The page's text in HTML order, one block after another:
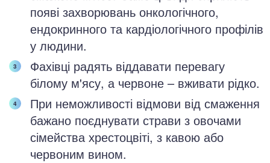
появі захворювань онкологічного,
ендокринного та кардіологічного профілів
у людини.
Фахівці радять віддавати перевагу
білому м'ясу, а червоне – вживати рідко.
При неможливості відмови від смаження
бажано поєднувати страви з овочами
сімейства хрестоцвіті, з кавою або
червоним вином.